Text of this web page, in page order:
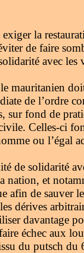
la
de faire
avec
mauritanien
de l’ordre
sur fond de
Celles-ci
ou l’égal
de solidarité
nation, et
afin de sauver
dérives
davantage
échec aux
du putsch du